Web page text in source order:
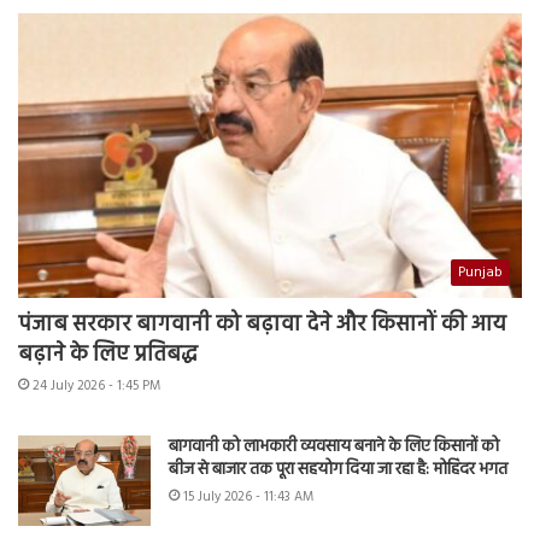
Punjab
पंजाब सरकार बागवानी को बढ़ावा देने और किसानों की आय
बढ़ाने के लिए प्रतिबद्ध
24 July 2026 - 1:45 PM
बागवानी को लाभकारी व्यवसाय बनाने के लिए किसानों को
बीज से बाजार तक पूरा सहयोग दिया जा रहा है: मोहिंदर भगत
15 July 2026 - 11:43 AM